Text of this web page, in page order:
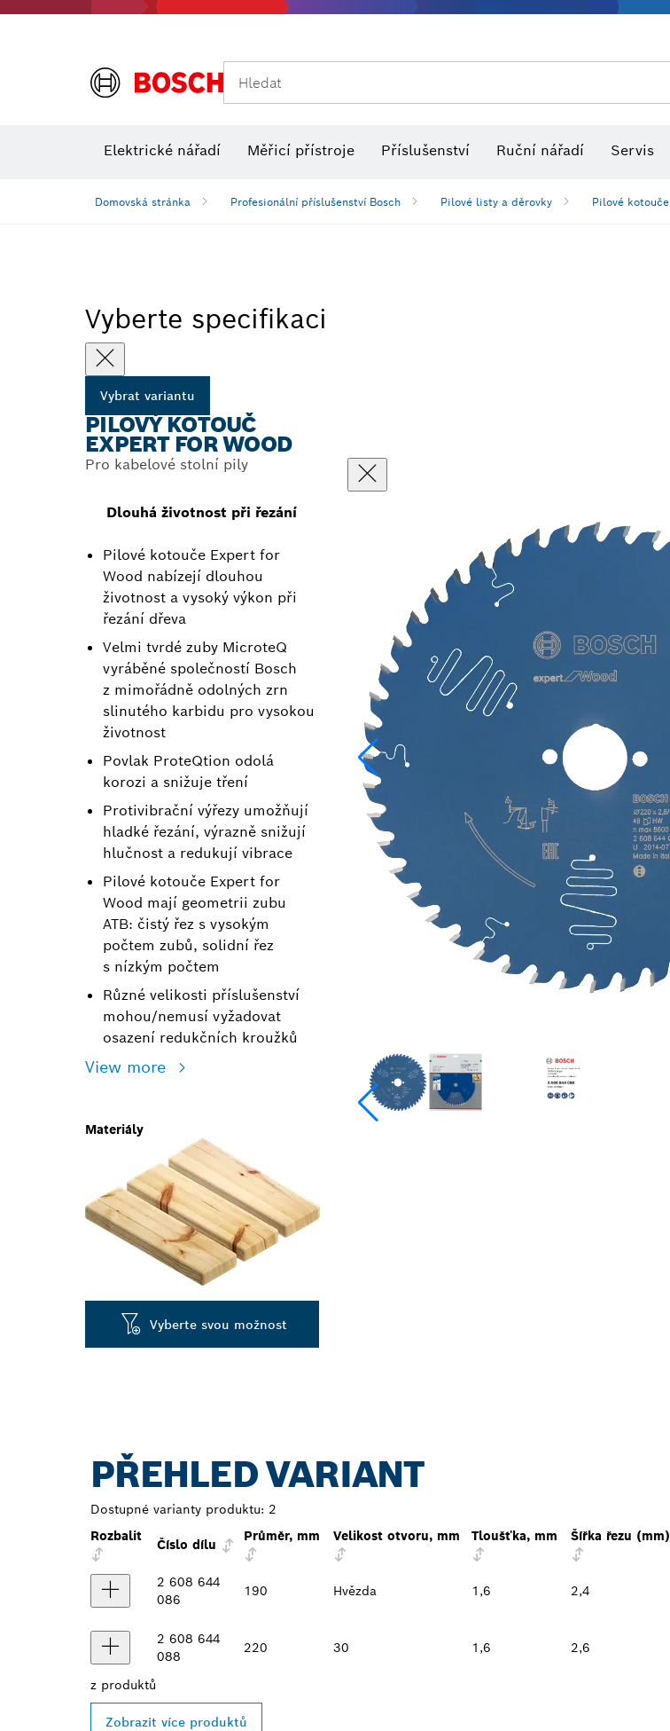
Hledat
Elektrické nářadí Měřicí přístroje Příslušenství Ruční nářadí Servis
Domovská stránka Profesionální příslušenství Bosch Pilové listy a děrovky Pilové kotouče
Vyberte specifikaci
Vybrat variantu
PILOVÝ KOTOUČ
EXPERT FOR WOOD
Pro kabelové stolní pily
Dlouhá životnost při řezání
Pilové kotouče Expert for
Wood nabízejí dlouhou
životnost a vysoký výkon při
řezání dřeva
Velmi tvrdé zuby MicroteQ
vyráběné společností Bosch
z mimořádně odolných zrn
slinutého karbidu pro vysokou
životnost
Povlak ProteQtion odolá
korozi a snižuje tření
Protivibrační výřezy umožňují
hladké řezání, výrazně snižují
hlučnost a redukují vibrace
Pilové kotouče Expert for
Wood mají geometrii zubu
ATB: čistý řez s vysokým
počtem zubů, solidní řez
s nízkým počtem
Různé velikosti příslušenství
mohou/nemusí vyžadovat
osazení redukčních kroužků
View more
Materiály
Vyberte svou možnost
PŘEHLED VARIANT
Dostupné varianty produktu: 2
Rozbalit
Číslo dílu
Průměr, mm Velikost otvoru, mm Tloušťka, mm Šířka řezu (mm)
2 608 644
086
190 Hvězda 1,6 2,4
2 608 644
088
220 30 1,6 2,6
z produktů
Zobrazit více produktů